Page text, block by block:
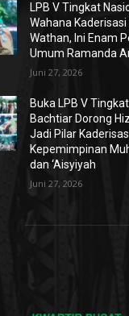
LPB V Tingkat
Wahana Kaderisasi
Wathan, Ini Enam
Umum Ramanda
Juni 27, 2026
Buka LPB V
Bachtiar Dorong
Jadi Pilar
Kepemimpinan
dan ‘Aisyiyah
Juni 27, 2026